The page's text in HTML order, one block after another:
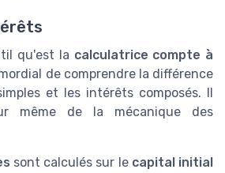
qu'est la calculatrice compte à
de comprendre la différence
et les intérêts composés. Il
même de la mécanique des
sont calculés sur le capital initial